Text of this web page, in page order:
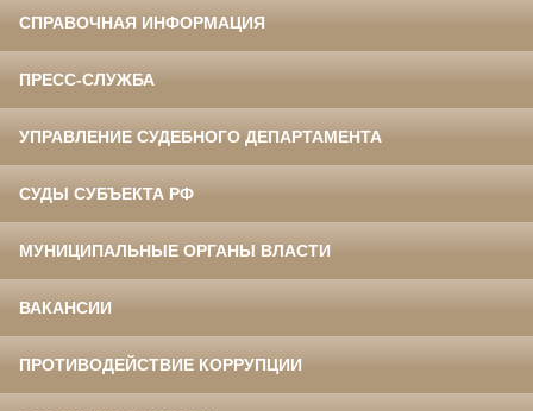
СПРАВОЧНАЯ ИНФОРМАЦИЯ
ПРЕСС-СЛУЖБА
УПРАВЛЕНИЕ СУДЕБНОГО ДЕПАРТАМЕНТА
СУДЫ СУБЪЕКТА РФ
МУНИЦИПАЛЬНЫЕ ОРГАНЫ ВЛАСТИ
ВАКАНСИИ
ПРОТИВОДЕЙСТВИЕ КОРРУПЦИИ